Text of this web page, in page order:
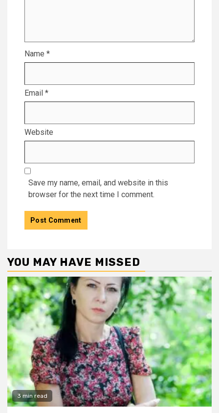
Name *
Email *
Website
Save my name, email, and website in this
browser for the next time I comment.
YOU MAY HAVE MISSED
3 min read